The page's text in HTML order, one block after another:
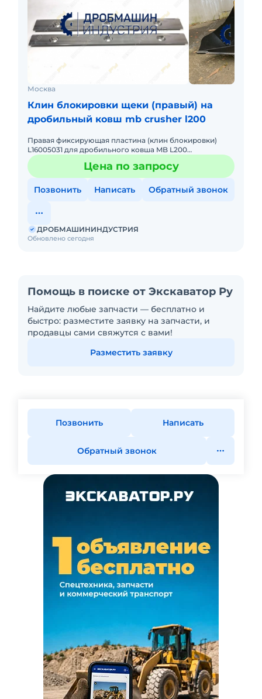
Москва
Клин блокировки щеки (правый) на
дробильный ковш mb crusher l200
Правая фиксирующая пластина (клин блокировки)
L16005031 для дробильного ковша MB L200
Оригинальный крепежный элемент для надежного
закрепления дробящей плиты с
Цена по запросу
Позвонить Написать Обратный звонок
Обновлено сегодня
ДРОБМАШИНИНДУСТРИЯ
Помощь в поиске от Экскаватор Ру
Найдите любые запчасти — бесплатно и
быстро: разместите заявку на запчасти, и
продавцы сами свяжутся с вами!
Разместить заявку
Позвонить Написать
Обратный звонок